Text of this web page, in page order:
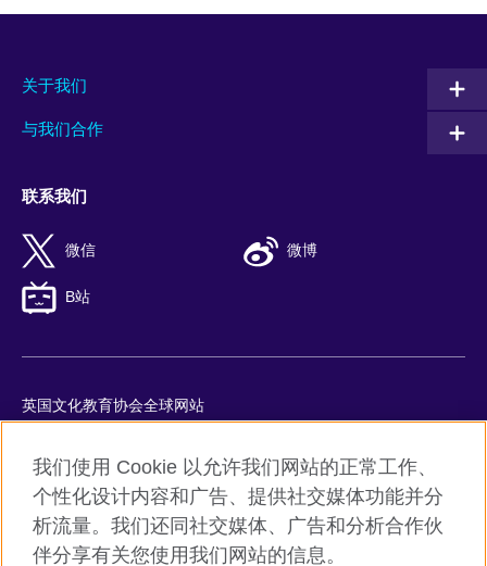
关于我们
与我们合作
联系我们
微信 微博
B站
英国文化教育协会全球网站
Cookie
网站地图
ICP number: 京ICP备10044692号-8
我们使用 Cookie 以允许我们网站的正常工作、
个性化设计内容和广告、提供社交媒体功能并分
析流量。我们还同社交媒体、广告和分析合作伙
伴分享有关您使用我们网站的信息。